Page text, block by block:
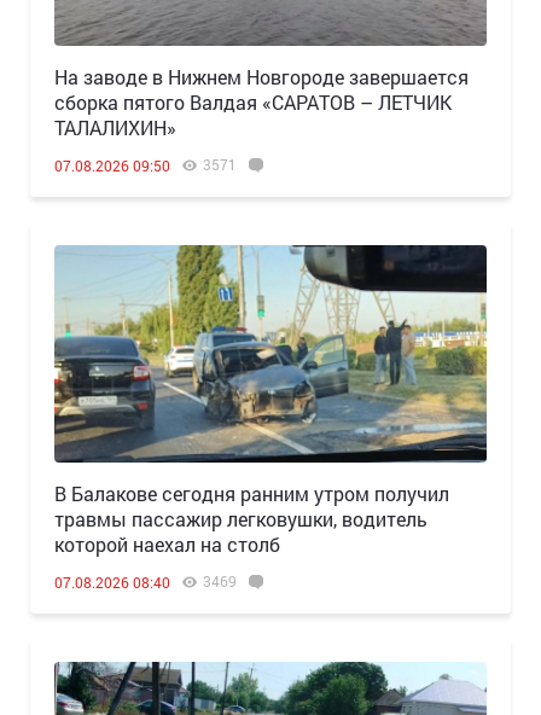
Н️а заводе в Нижнем Новгороде завершается
сборка пятого Валдая «САРАТОВ – ЛЕТЧИК
ТАЛАЛИХИН»
07.08.2026 09:50 3571
В Балакове сегодня ранним утром получил
травмы пассажир легковушки, водитель
которой наехал на столб
07.08.2026 08:40 3469